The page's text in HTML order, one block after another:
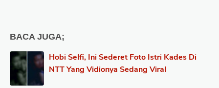
BACA JUGA;
Hobi Selfi, Ini Sederet Foto Istri Kades Di
NTT Yang Vidionya Sedang Viral